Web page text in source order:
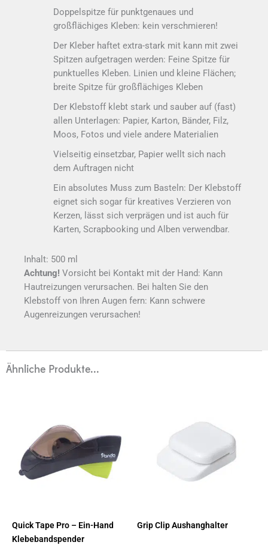
Doppelspitze für punktgenaues und
großflächiges Kleben: kein verschmieren!
Der Kleber haftet extra-stark mit kann mit zwei
Spitzen aufgetragen werden: Feine Spitze für
punktuelles Kleben. Linien und kleine Flächen;
breite Spitze für großflächiges Kleben
Der Klebstoff klebt stark und sauber auf (fast)
allen Unterlagen: Papier, Karton, Bänder, Filz,
Moos, Fotos und viele andere Materialien
Vielseitig einsetzbar, Papier wellt sich nach
dem Auftragen nicht
Ein absolutes Muss zum Basteln: Der Klebstoff
eignet sich sogar für kreatives Verzieren von
Kerzen, lässt sich verprägen und ist auch für
Karten, Scrapbooking und Alben verwendbar.
Inhalt: 500 ml
Achtung! Vorsicht bei Kontakt mit der Hand: Kann
Hautreizungen verursachen. Bei halten Sie den
Klebstoff von Ihren Augen fern: Kann schwere
Augenreizungen verursachen!
Ähnliche Produkte...
Quick Tape Pro – Ein-Hand
Klebebandspender
Grip Clip Aushanghalter